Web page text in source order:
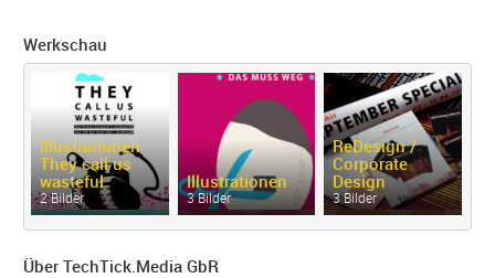
Werkschau
Illustrationen –
They call us
wasteful
2 Bilder
Illustrationen
3 Bilder
ReDesign /
Corporate
Design
3 Bilder
Über TechTick.Media GbR